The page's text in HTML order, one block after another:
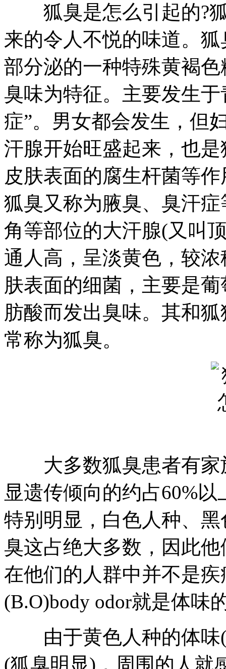
狐臭是怎么引起的?狐
来的令人不悦的味道。
部分泌的一种特殊黄褐
臭味为特征。主要发生
症”。男女都会发生，但
汗腺开始旺盛起来，也
皮肤表面的腐生杆菌等
狐臭又称为腋臭、臭汗
角等部位的大汗腺(又叫
通人高，呈淡黄色，较
肤表面的细菌，主要是
肪酸而发出臭味。其和
常称为狐臭。
大多数狐臭患者有家
显遗传倾向的约占60%
特别明显，白色人种、
臭这占绝大多数，因此
在他们的人群中并不是
(B.O)body odor就是体味
由于黄色人种的体味(
(狐臭明显)，周围的人就